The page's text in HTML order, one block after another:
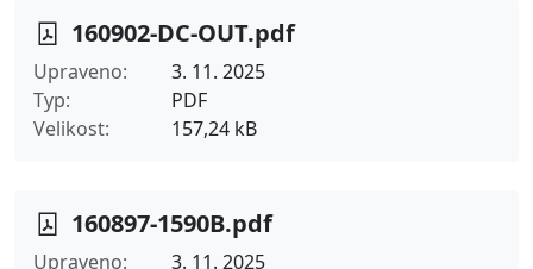
160902-DC-OUT.pdf
Upraveno
3. 11. 2025
Typ
PDF
Velikost
157,24 kB
160897-1590B.pdf
Upraveno
3. 11. 2025